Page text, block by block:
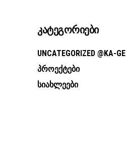
ᲙᲐᲢᲔᲒᲝᲠᲘᲔᲑᲘ
UNCATEGORIZED @KA-GE
ᲞᲠᲝᲔᲥᲢᲔᲑᲘ
ᲡᲘᲐᲮᲚᲔᲔᲑᲘ